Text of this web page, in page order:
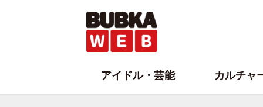
アイドル・芸能 カルチャ